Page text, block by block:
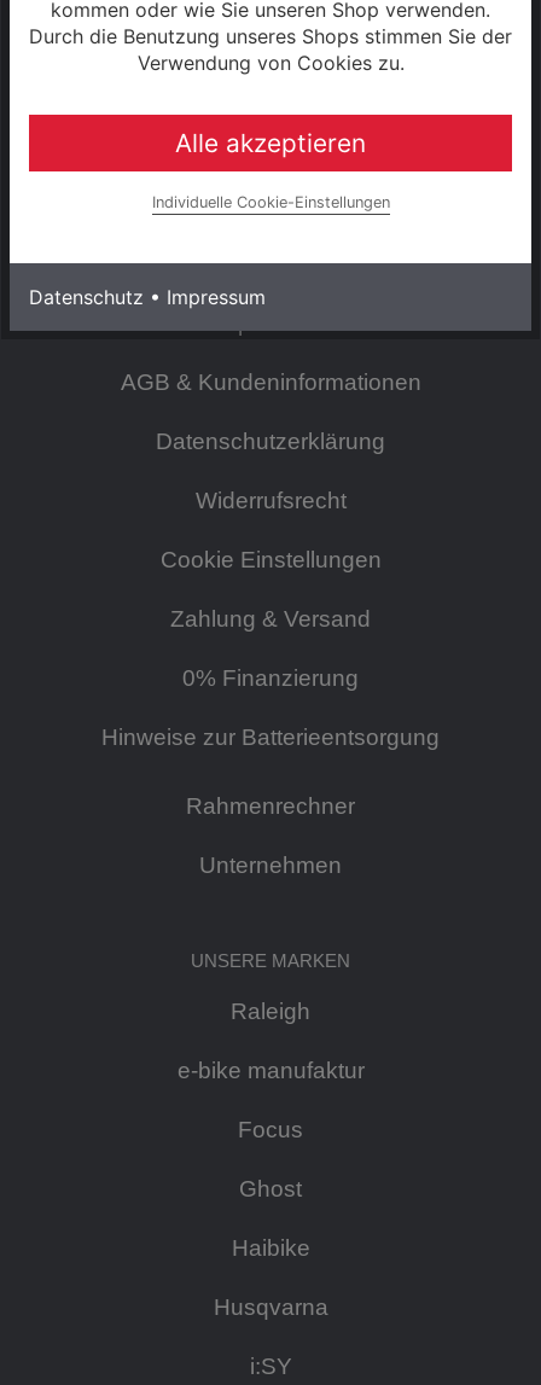
SERVICE
Kontakt
Warenkorb
Konto
AGB & Kundeninformationen
Datenschutzerklärung
Widerrufsrecht
Cookie Einstellungen
Zahlung & Versand
0% Finanzierung
Hinweise zur Batterieentsorgung
Rahmenrechner
Unternehmen
UNSERE MARKEN
Raleigh
e-bike manufaktur
Focus
Ghost
Haibike
Husqvarna
i:SY
kommen oder wie Sie unseren Shop verwenden.
Durch die Benutzung unseres Shops stimmen Sie der
Verwendung von Cookies zu.
Alle akzeptieren
Individuelle Cookie-Einstellungen
Datenschutz • Impressum